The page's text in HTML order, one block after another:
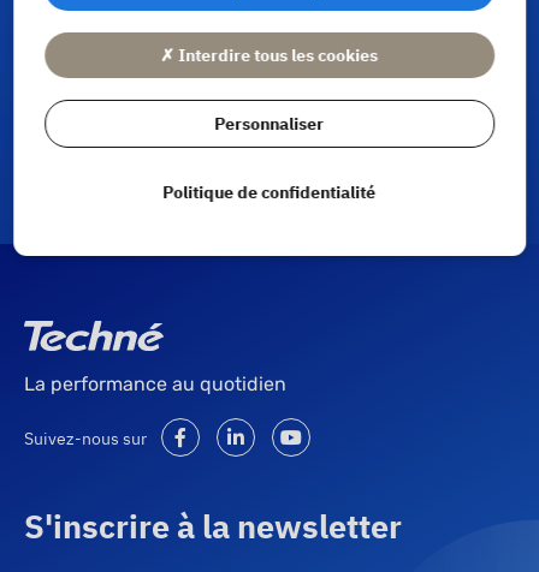
La performance au quotidien
Suivez-nous sur
S'inscrire à la newsletter
✗ Interdire tous les cookies
Personnaliser
Politique de confidentialité